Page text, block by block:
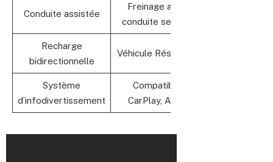
Conduite assistée
Freinage automatique,
conduite semi-autonome
Recharge
bidirectionnelle
Véhicule Réseau électrique
Système
d’infodivertissement
Compatibilité Apple
CarPlay, Android Auto